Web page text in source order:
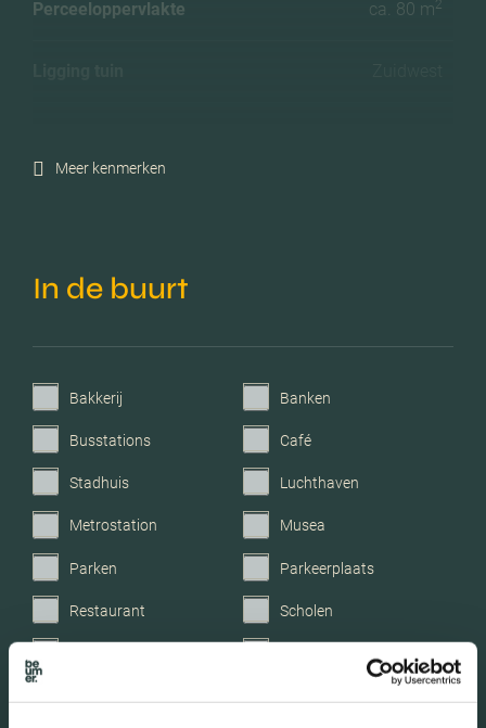
Perceeloppervlakte ca. 80 m2
glasvezel kabel,
balansventilatie
Parkeerfaciliteiten
Garage
Meer kenmerken
In de buurt
Bakkerij Banken
Busstations Café
Stadhuis Luchthaven
Metrostation Musea
Parken Parkeerplaats
Restaurant Scholen